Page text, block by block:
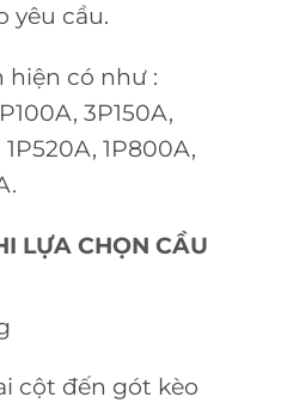
yêu cầu.
hiện có như :
3P150A,
1P800A,
LỰA CHỌN CẦU
cột đến gót kèo